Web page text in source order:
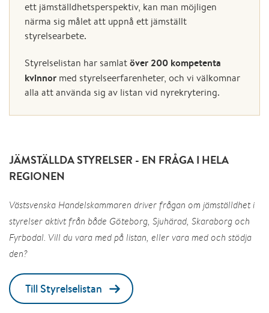
ett jämställdhetsperspektiv, kan man möjligen
närma sig målet att uppnå ett jämställt
styrelsearbete.
Styrelselistan har samlatöver 200 kompetenta
kvinnor med styrelseerfarenheter, och vi välkomnar
alla att använda sig av listan vid nyrekrytering.
JÄMSTÄLLDA STYRELSER - EN FRÅGA I HELA
REGIONEN
Västsvenska Handelskammaren driver frågan om jämställdhet i
styrelser aktivt från både Göteborg, Sjuhärad, Skaraborg och
Fyrbodal. Vill du vara med på listan, eller vara med och stödja
den?
Till Styrelselistan